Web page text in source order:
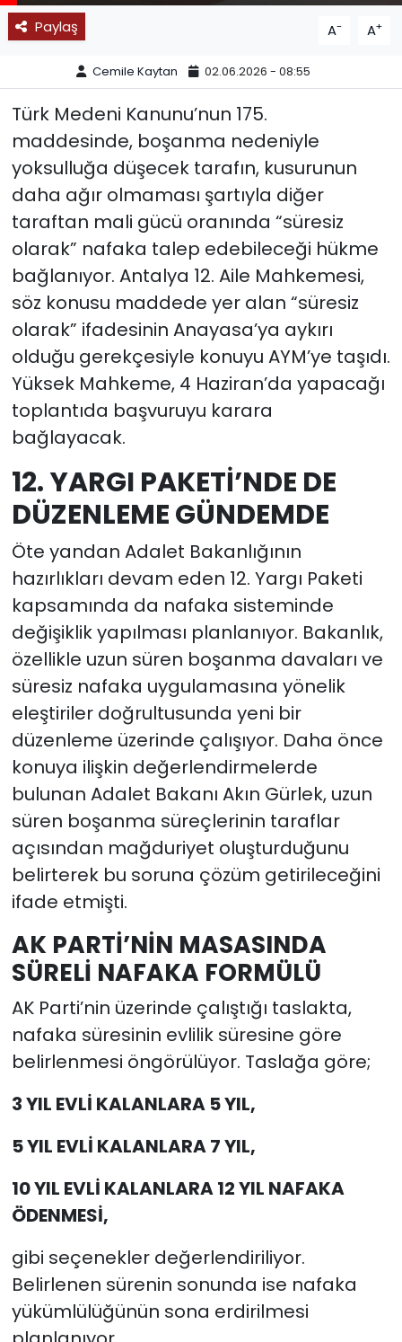
Paylaş A- A+
Cemile Kaytan 02.06.2026 - 08:55
Türk Medeni Kanunu’nun 175.
maddesinde, boşanma nedeniyle
yoksulluğa düşecek tarafın, kusurunun
daha ağır olmaması şartıyla diğer
taraftan mali gücü oranında “süresiz
olarak” nafaka talep edebileceği hükme
bağlanıyor. Antalya 12. Aile Mahkemesi,
söz konusu maddede yer alan “süresiz
olarak” ifadesinin Anayasa’ya aykırı
olduğu gerekçesiyle konuyu AYM’ye taşıdı.
Yüksek Mahkeme, 4 Haziran’da yapacağı
toplantıda başvuruyu karara
bağlayacak.
12. YARGI PAKETİ’NDE DE
DÜZENLEME GÜNDEMDE
Öte yandan Adalet Bakanlığının
hazırlıkları devam eden 12. Yargı Paketi
kapsamında da nafaka sisteminde
değişiklik yapılması planlanıyor. Bakanlık,
özellikle uzun süren boşanma davaları ve
süresiz nafaka uygulamasına yönelik
eleştiriler doğrultusunda yeni bir
düzenleme üzerinde çalışıyor. Daha önce
konuya ilişkin değerlendirmelerde
bulunan Adalet Bakanı Akın Gürlek, uzun
süren boşanma süreçlerinin taraflar
açısından mağduriyet oluşturduğunu
belirterek bu soruna çözüm getirileceğini
ifade etmişti.
AK PARTİ’NİN MASASINDA
SÜRELİ NAFAKA FORMÜLÜ
AK Parti’nin üzerinde çalıştığı taslakta,
nafaka süresinin evlilik süresine göre
belirlenmesi öngörülüyor. Taslağa göre;
3 YIL EVLİ KALANLARA 5 YIL,
5 YIL EVLİ KALANLARA 7 YIL,
10 YIL EVLİ KALANLARA 12 YIL NAFAKA
ÖDENMESİ,
gibi seçenekler değerlendiriliyor.
Belirlenen sürenin sonunda ise nafaka
yükümlülüğünün sona erdirilmesi